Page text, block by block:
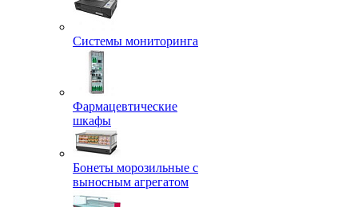
Системы мониторинга
Фармацевтические
шкафы
Бонеты морозильные с
выносным агрегатом